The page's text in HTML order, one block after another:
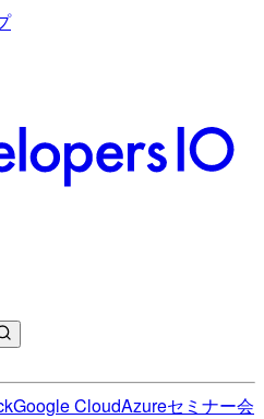
Google CloudAzureセミナー会